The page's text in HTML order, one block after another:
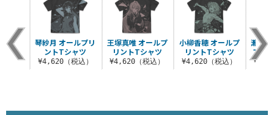
王塚真唯 オールプ
リントTシャツ
¥4,620（税込）
小柳香穂 オールプ
リントTシャツ
¥4,620（税込）
瀬名
プリ
琴紗月 オールプリ
ントTシャツ
¥4,620（税込）